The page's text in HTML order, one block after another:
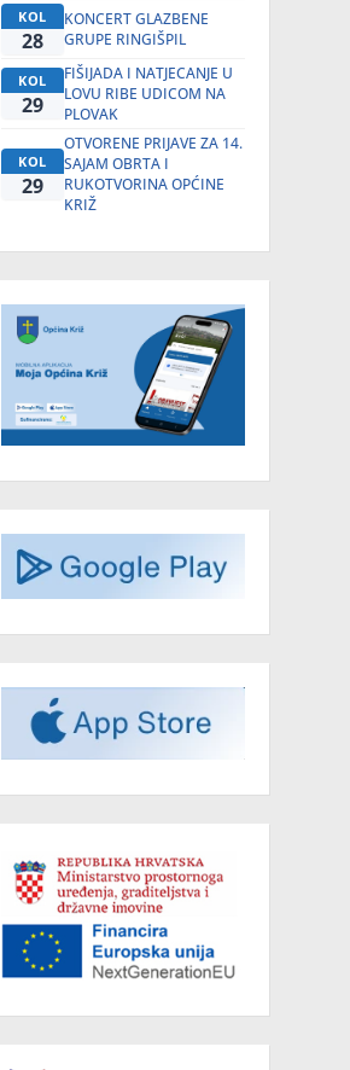
KOL
28
KONCERT GLAZBENE
GRUPE RINGIŠPIL
KOL
29
FIŠIJADA I NATJECANJE U
LOVU RIBE UDICOM NA
PLOVAK
KOL
29
OTVORENE PRIJAVE ZA 14.
SAJAM OBRTA I
RUKOTVORINA OPĆINE
KRIŽ